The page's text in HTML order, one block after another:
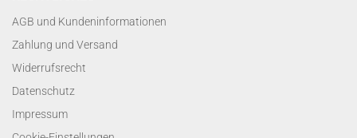
AGB und Kundeninformationen
Zahlung und Versand
Widerrufsrecht
Datenschutz
Impressum